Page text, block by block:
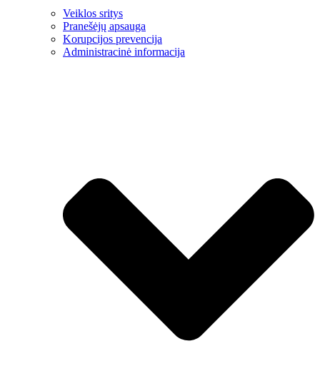
Veiklos sritys
Pranešėjų apsauga
Korupcijos prevencija
Administracinė informacija